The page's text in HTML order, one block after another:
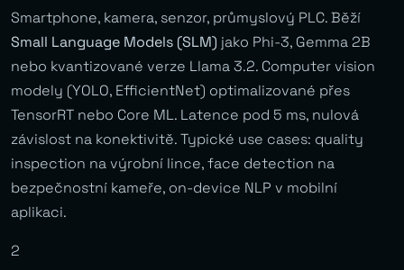
Smartphone, kamera, senzor, průmyslový PLC. Běží
Small Language Models (SLM) jako Phi-3, Gemma 2B
nebo kvantizované verze Llama 3.2. Computer vision
modely (YOLO, EfficientNet) optimalizované přes
TensorRT nebo Core ML. Latence pod 5 ms, nulová
závislost na konektivitě. Typické use cases: quality
inspection na výrobní lince, face detection na
bezpečnostní kameře, on-device NLP v mobilní
aplikaci.
2